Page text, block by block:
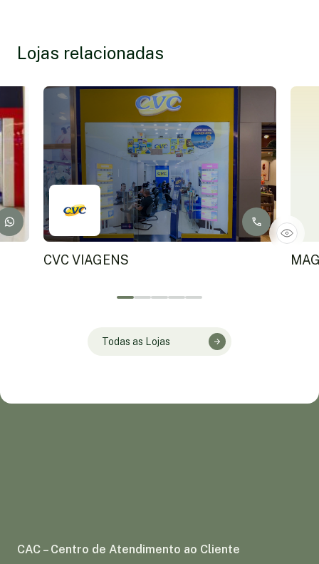
Lojas relacionadas
CVC VIAGENS
Todas as Lojas
CAC – Centro de Atendimento ao Cliente